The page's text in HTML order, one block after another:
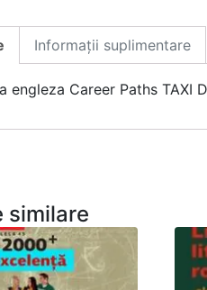
Informații suplimentare
engleza Career Paths TAXI
similare